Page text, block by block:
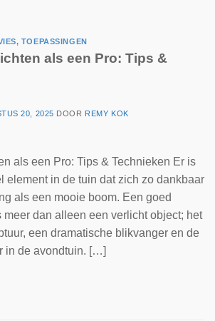
, TOEPASSINGEN
als een Pro: Tips &
20, 2025 DOOR REMY KOK
als een Pro: Tips & Technieken Er is
element in de tuin dat zich zo dankbaar
als een mooie boom. Een goed
meer dan alleen een verlicht object; het
een dramatische blikvanger en de
in de avondtuin. […]